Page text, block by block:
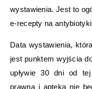
wystawienia. Jest to
e-recepty na
Data wystawienia,
jest punktem wyjścia
upływie 30 dni od
prawną i apteka nie